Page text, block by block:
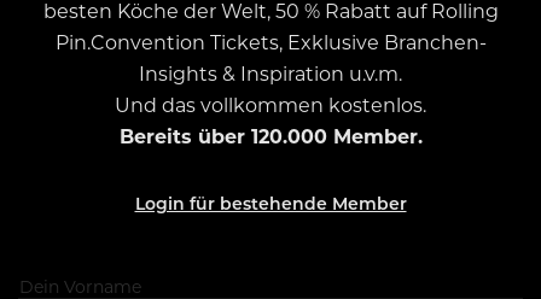
besten Köche der Welt, 50 % Rabatt auf Rolling
Pin.Convention Tickets, Exklusive Branchen-
Insights & Inspiration u.v.m.
Und das vollkommen kostenlos.
Bereits über 120.000 Member.
Login für bestehende Member
Dein Vorname